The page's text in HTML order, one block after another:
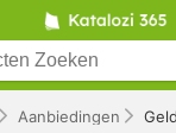
Aanbiedingen